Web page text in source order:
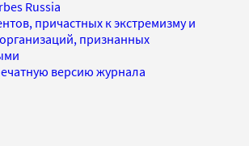
Russia
причастных к экстремизму и
признанных
версию журнала